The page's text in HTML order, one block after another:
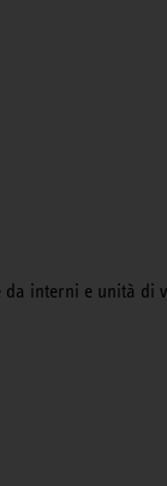
da interni e unità di